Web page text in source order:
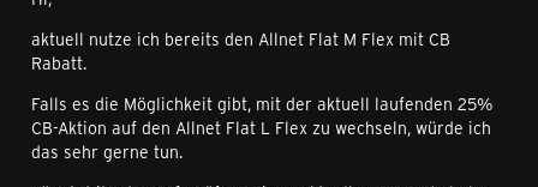
aktuell nutze ich bereits den Allnet Flat M Flex mit CB
Rabatt.
Falls es die Möglichkeit gibt, mit der aktuell laufenden 25%
CB-Aktion auf den Allnet Flat L Flex zu wechseln, würde ich
das sehr gerne tun.